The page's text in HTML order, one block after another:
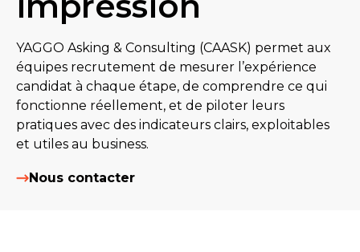
YAGGO Asking & Consulting (CAASK) permet aux
équipes recrutement de mesurer l’expérience
candidat à chaque étape, de comprendre ce qui
fonctionne réellement, et de piloter leurs
pratiques avec des indicateurs clairs, exploitables
et utiles au business.
Nous contacter